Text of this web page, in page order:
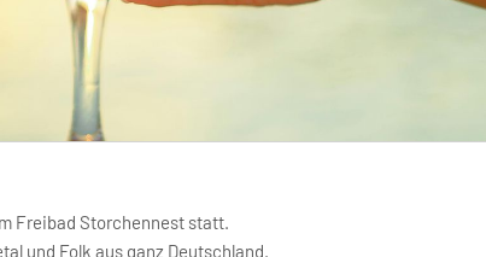
Freibad Storchennest statt.
und Folk aus ganz Deutschland.